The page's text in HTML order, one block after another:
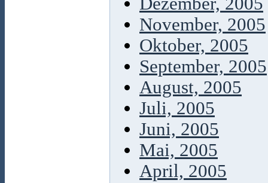
November, 2005
Oktober, 2005
September, 2005
August, 2005
Juli, 2005
Juni, 2005
Mai, 2005
April, 2005